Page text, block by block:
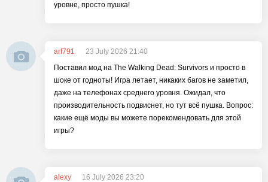
уровне, просто пушка!
arf791
23 July 2026 21:40
Поставил мод на The Walking Dead: Survivors и просто в
шоке от годноты! Игра летает, никаких багов не заметил,
даже на телефонах среднего уровня. Ожидал, что
производительность подвиснет, но тут всё пушка. Вопрос:
какие ещё моды вы можете порекомендовать для этой
игры?
alexy
16 July 2026 23:20